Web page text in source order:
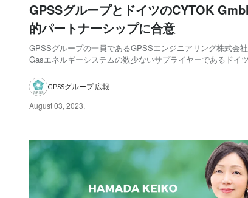
GPSSグループとドイツのCYTOK
的パートナーシップに合意
GPSSグループの一員であるGPSSエンジニアリング株式会
Gasエネルギーシステムの数少ないサプライヤーであるドイ
に導入する長期的なパートナーシップ契約を締結しました。
の詳細について...
GPSSグループ 広報
August 03, 2023,